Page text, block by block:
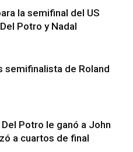
la semifinal del US
Potro y Nadal
semifinalista de Roland
Potro le ganó a John
a cuartos de final